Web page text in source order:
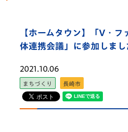
【ホームタウン】「V・フ
体連携会議」に参加しまし
2021.10.06
まちづくり 長崎市